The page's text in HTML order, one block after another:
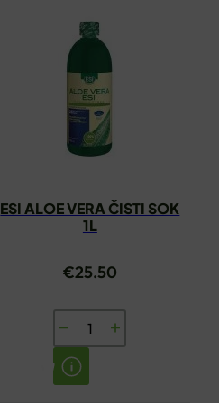
ESI ALOE VERA ČISTI SOK
1L
€25.50
ESI
ALOE
VERA